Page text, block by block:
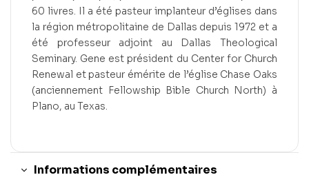
60 livres. Il a été pasteur implanteur d’églises dans
la région métropolitaine de Dallas depuis 1972 et a
été professeur adjoint au Dallas Theological
Seminary. Gene est président du Center for Church
Renewal et pasteur émérite de l’église Chase Oaks
(anciennement Fellowship Bible Church North) à
Plano, au Texas.
Informations complémentaires